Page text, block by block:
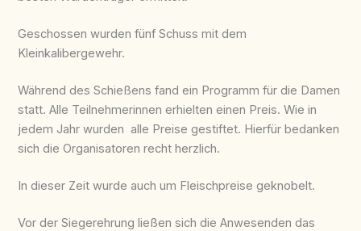
Geschossen wurden fünf Schuss mit dem
Kleinkalibergewehr.
Während des Schießens fand ein Programm für die Damen
statt. Alle Teilnehmerinnen erhielten einen Preis. Wie in
jedem Jahr wurden alle Preise gestiftet. Hierfür bedanken
sich die Organisatoren recht herzlich.
In dieser Zeit wurde auch um Fleischpreise geknobelt.
Vor der Siegerehrung ließen sich die Anwesenden das